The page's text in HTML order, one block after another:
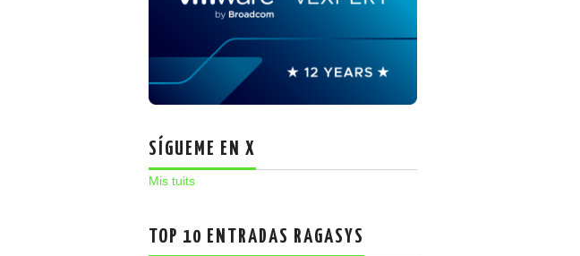
SÍGUEME EN X
Mis tuits
TOP 10 ENTRADAS RAGASYS